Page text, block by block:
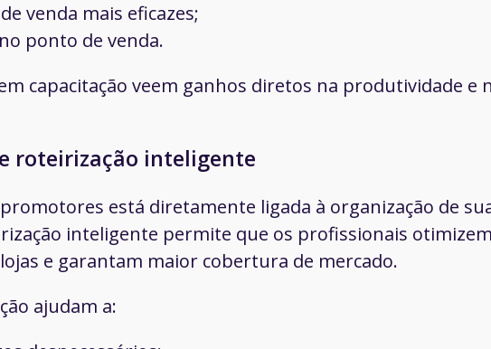
venda mais eficazes;
ponto de venda.
capacitação veem ganhos diretos na produtividade e
roteirização inteligente
está diretamente ligada à organização de
inteligente permite que os profissionais
e garantam maior cobertura de mercado.
ajudam a: